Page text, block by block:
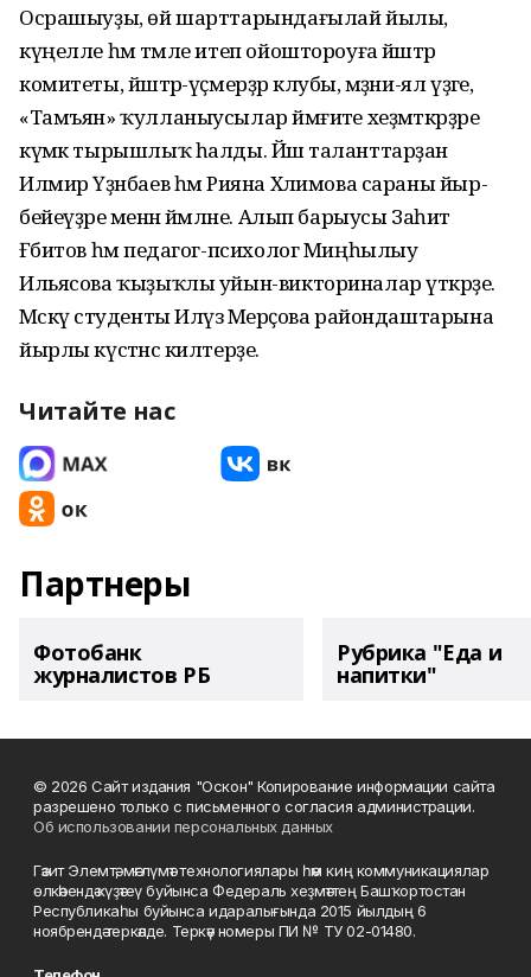
Осрашыуҙы, өй шарттарындағылай йылы,
күңелле һәм тәмле итеп ойоштороуға йәштәр
комитеты, йәштәр-үҫмерҙәр клубы, мәҙәни-ял үҙәге,
«Тамъян» ҡулланыусылар йәмғиәте хеҙмәткәрҙәре
күмәк тырышлыҡ һалды. Йәш таланттарҙан
Илмир Үҙәнбаев һәм Рияна Хәлимова сараны йыр-
бейеүҙәре менән йәмләне. Алып барыусы Заһит
Ғәбитов һәм педагог-психолог Миңһылыу
Ильясова ҡыҙыҡлы уйын-викториналар үткәрҙе.
Мәскәү студенты Илүзә Мерәҫова райондаштарына
йырлы күстәнәс килтерҙе.
Читайте нас
Партнеры
Фотобанк
журналистов РБ
Рубрика "Еда и
напитки"
© 2026 Сайт издания "Оскон" Копирование информации сайта
разрешено только с письменного согласия администрации.
Об использовании персональных данных
Гәзит Элемтә, мәғлүмәт технологиялары һәм киң коммуникациялар
өлкәһендә күҙәтеү буйынса Федераль хеҙмәттең Башҡортостан
Республикаһы буйынса идаралығында 2015 йылдың 6
ноябрендә теркәлде. Теркәү номеры ПИ № ТУ 02-01480.